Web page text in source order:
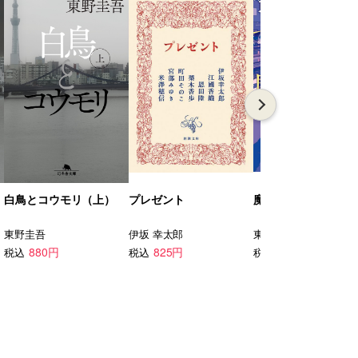
白鳥とコウモリ（上）
東野圭吾
税込 880円
プレゼント
伊坂 幸太郎
税込 825円
魔女と過ごした七日
東野 圭吾
税込